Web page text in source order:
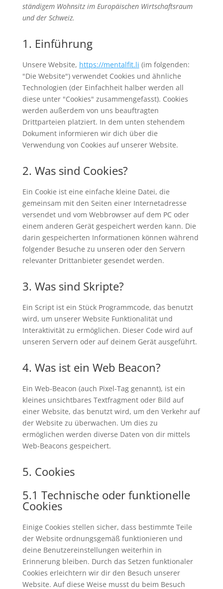
ständigem Wohnsitz im Europäischen Wirtschaftsraum
und der Schweiz.
1. Einführung
Unsere Website, https://mentalfit.li (im folgenden:
"Die Website") verwendet Cookies und ähnliche
Technologien (der Einfachheit halber werden all
diese unter "Cookies" zusammengefasst). Cookies
werden außerdem von uns beauftragten
Drittparteien platziert. In dem unten stehendem
Dokument informieren wir dich über die
Verwendung von Cookies auf unserer Website.
2. Was sind Cookies?
Ein Cookie ist eine einfache kleine Datei, die
gemeinsam mit den Seiten einer Internetadresse
versendet und vom Webbrowser auf dem PC oder
einem anderen Gerät gespeichert werden kann. Die
darin gespeicherten Informationen können während
folgender Besuche zu unseren oder den Servern
relevanter Drittanbieter gesendet werden.
3. Was sind Skripte?
Ein Script ist ein Stück Programmcode, das benutzt
wird, um unserer Website Funktionalität und
Interaktivität zu ermöglichen. Dieser Code wird auf
unseren Servern oder auf deinem Gerät ausgeführt.
4. Was ist ein Web Beacon?
Ein Web-Beacon (auch Pixel-Tag genannt), ist ein
kleines unsichtbares Textfragment oder Bild auf
einer Website, das benutzt wird, um den Verkehr auf
der Website zu überwachen. Um dies zu
ermöglichen werden diverse Daten von dir mittels
Web-Beacons gespeichert.
5. Cookies
5.1 Technische oder funktionelle
Cookies
Einige Cookies stellen sicher, dass bestimmte Teile
der Website ordnungsgemäß funktionieren und
deine Benutzereinstellungen weiterhin in
Erinnerung bleiben. Durch das Setzen funktionaler
Cookies erleichtern wir dir den Besuch unserer
Website. Auf diese Weise musst du beim Besuch